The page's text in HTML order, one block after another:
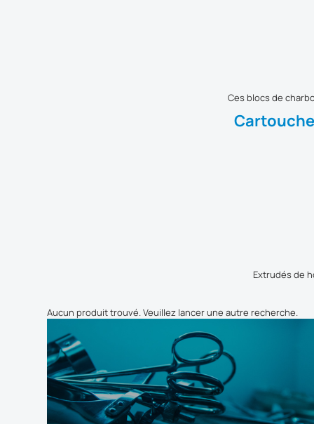
Ces blocs de
Extrudés de
Aucun produit trouvé. Veuillez lancer une autre recherche.